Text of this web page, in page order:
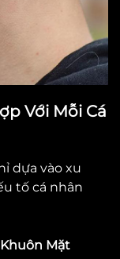
Với Mỗi Cá
dựa vào xu
tố cá nhân
Khuôn Mặt